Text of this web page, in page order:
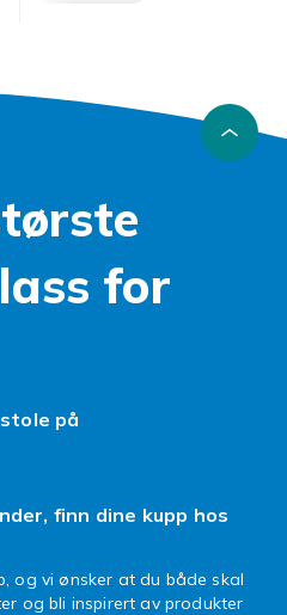
for
på
finn dine kupp hos
og vi ønsker at du både skal
og bli inspirert av produkter